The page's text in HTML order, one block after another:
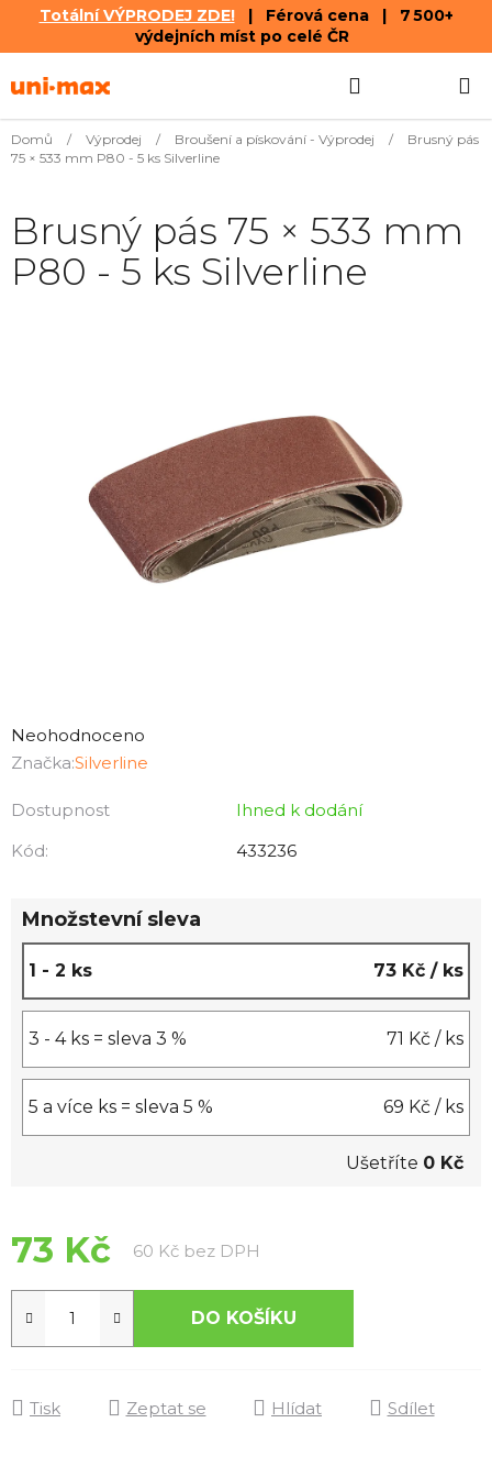
Totální VÝPRODEJ ZDE!| Férová cena | 7 500+
výdejních míst po celé ČR
na
KOŠÍK
Domů / Výprodej / Broušení a pískování - Výprodej /
Brusný pás
75 × 533 mm P80 - 5 ks Silverline
hodnocení
produktu
0,0
z
Neohodnoceno
Značka:Silverline
Dostupnost
Ihned k dodání
Kód:
433236
Množstevní sleva
1 - 2 ks 73 Kč / ks
3 - 4 ks = sleva 3 % 71 Kč / ks
5 a více ks = sleva 5 % 69 Kč / ks
Ušetříte 0 Kč
73 Kč 60 Kč bez DPH
DO KOŠÍKU
Tisk Zeptat se Hlídat Sdílet
Brusný pás 75 × 533 mm
P80 - 5 ks Silverline